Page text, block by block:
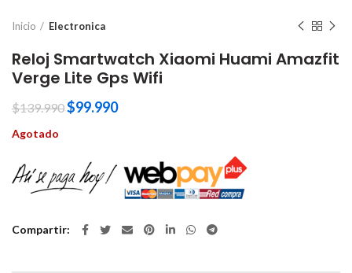
Inicio Electronica
Reloj Smartwatch Xiaomi Huami Amazfit
Verge Lite Gps Wifi
$139.990$99.990
Agotado
Compartir